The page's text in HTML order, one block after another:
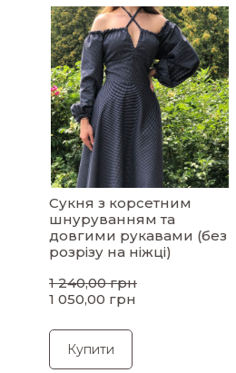
Сукня з корсетним
шнуруванням та
довгими рукавами (без
розрізу на ніжці)
1 240,00 грн
1 050,00 грн
Купити